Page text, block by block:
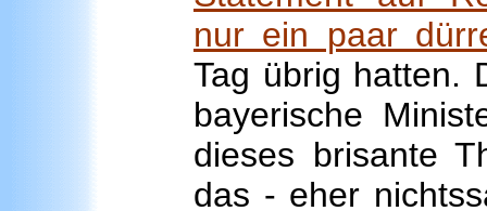
nur ein paar
Tag übrig hatten.
bayerische
dieses brisante
das - eher